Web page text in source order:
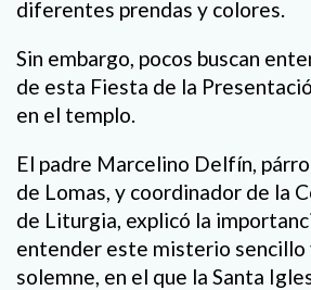
diferentes prendas y colores.
Sin embargo, pocos buscan
de esta Fiesta de la
en el templo.
El padre Marcelino Delfín,
de Lomas, y coordinador de la
de Liturgia, explicó la
entender este misterio sencillo
solemne, en el que la Santa